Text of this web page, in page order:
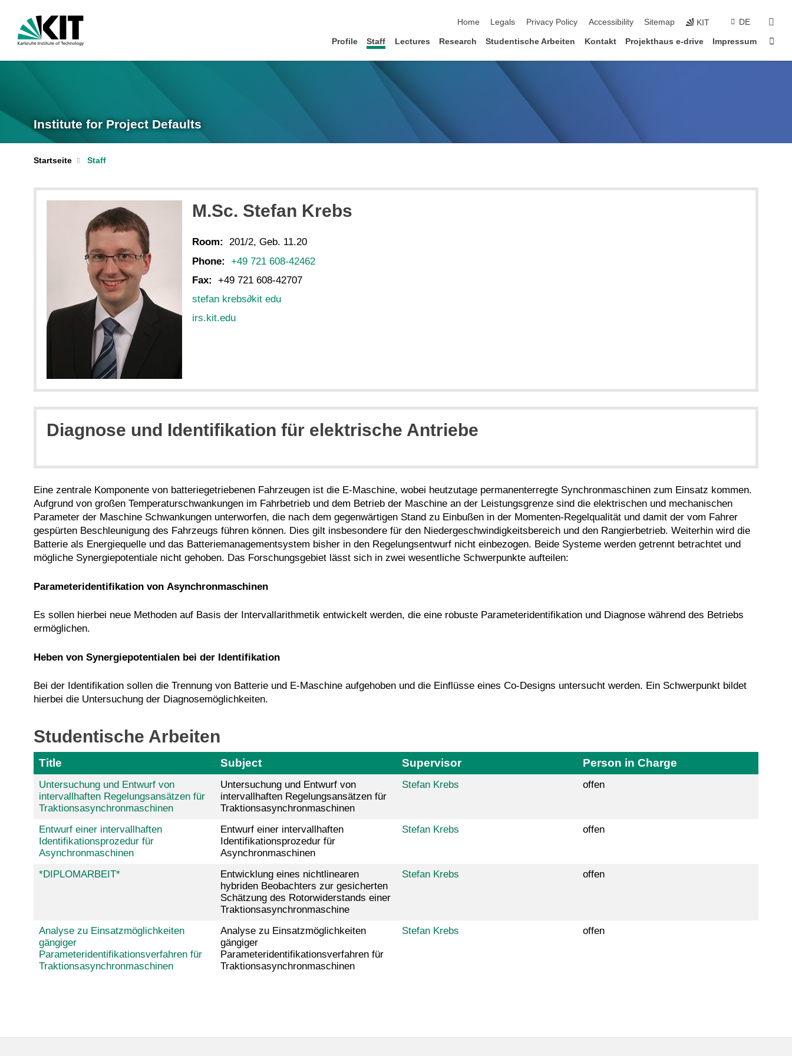
Home
Legals Privacy Policy Accessibility Sitemap KIT DE
Profile Staff Lectures Research Studentische Arbeiten Kontakt Projekthaus e-drive Impressum
Institute for Project Defaults
Startseite Staff
M.Sc. Stefan Krebs
Room:
201/2, Geb. 11.20
Phone:
+49 721 608-42462
Fax:
+49 721 608-42707
stefan krebs∂kit edu
irs.kit.edu
Diagnose und Identifikation für elektrische Antriebe
Eine zentrale Komponente von batteriegetriebenen Fahrzeugen ist die E-Maschine, wobei heutzutage permanenterregte Synchronmaschinen zum Einsatz kommen.
Aufgrund von großen Temperaturschwankungen im Fahrbetrieb und dem Betrieb der Maschine an der Leistungsgrenze sind die elektrischen und mechanischen
Parameter der Maschine Schwankungen unterworfen, die nach dem gegenwärtigen Stand zu Einbußen in der Momenten-Regelqualität und damit der vom Fahrer
gespürten Beschleunigung des Fahrzeugs führen können. Dies gilt insbesondere für den Niedergeschwindigkeitsbereich und den Rangierbetrieb. Weiterhin wird die
Batterie als Energiequelle und das Batteriemanagementsystem bisher in den Regelungsentwurf nicht einbezogen. Beide Systeme werden getrennt betrachtet und
mögliche Synergiepotentiale nicht gehoben. Das Forschungsgebiet lässt sich in zwei wesentliche Schwerpunkte aufteilen:
Parameteridentifikation von Asynchronmaschinen
Es sollen hierbei neue Methoden auf Basis der Intervallarithmetik entwickelt werden, die eine robuste Parameteridentifikation und Diagnose während des Betriebs
ermöglichen.
Heben von Synergiepotentialen bei der Identifikation
Bei der Identifikation sollen die Trennung von Batterie und E-Maschine aufgehoben und die Einflüsse eines Co-Designs untersucht werden. Ein Schwerpunkt bildet
hierbei die Untersuchung der Diagnosemöglichkeiten.
Studentische Arbeiten
Title Subject Supervisor Person in Charge
Untersuchung und Entwurf von
intervallhaften Regelungsansätzen für
Traktionsasynchronmaschinen
Untersuchung und Entwurf von
intervallhaften Regelungsansätzen für
Traktionsasynchronmaschinen
Stefan Krebs offen
Entwurf einer intervallhaften
Identifikationsprozedur für
Asynchronmaschinen
Entwurf einer intervallhaften
Identifikationsprozedur für
Asynchronmaschinen
Stefan Krebs offen
*DIPLOMARBEIT*
Entwicklung eines nichtlinearen
hybriden Beobachters zur gesicherten
Schätzung des Rotorwiderstands einer
Traktionsasynchronmaschine
Stefan Krebs offen
Analyse zu Einsatzmöglichkeiten
gängiger
Parameteridentifikationsverfahren für
Traktionsasynchronmaschinen
Analyse zu Einsatzmöglichkeiten
gängiger
Parameteridentifikationsverfahren für
Traktionsasynchronmaschinen
Stefan Krebs offen